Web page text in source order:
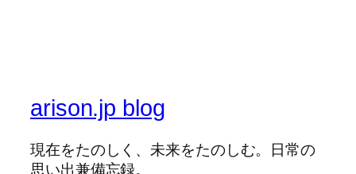
arison.jp blog
現在をたのしく、未来をたのしむ。日常の
思い出兼備忘録。